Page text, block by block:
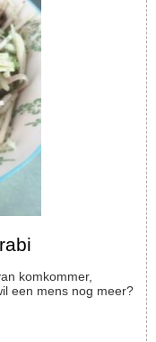
een mens nog meer?